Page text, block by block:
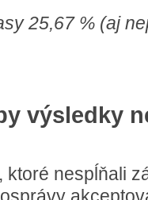
25,67 % (aj
výsledky
ktoré nespĺňali